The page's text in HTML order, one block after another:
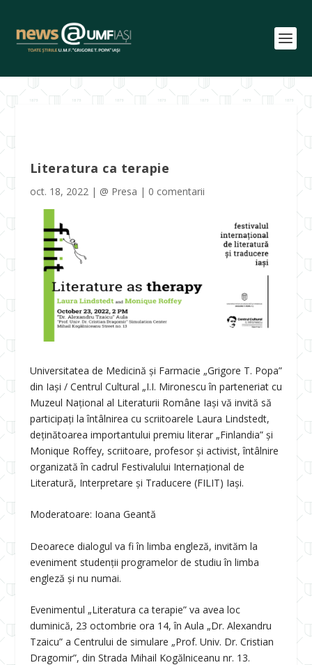
Literatura ca terapie
oct. 18, 2022| @ Presa | 0 comentarii
Universitatea de Medicină și Farmacie „Grigore T. Popa”
din Iași / Centrul Cultural „I.I. Mironescu în parteneriat cu
Muzeul Național al Literaturii Române Iași vă invită să
participați la întâlnirea cu scriitoarele Laura Lindstedt,
deținătoarea importantului premiu literar „Finlandia” și
Monique Roffey, scriitoare, profesor și activist, întâlnire
organizată în cadrul Festivalului Internațional de
Literatură, Interpretare și Traducere (FILIT) Iași.
Moderatoare: Ioana Geantă
Deoarece dialogul va fi în limba engleză, invităm la
eveniment studenții programelor de studiu în limba
engleză și nu numai.
Evenimentul „Literatura ca terapie” va avea loc
duminică, 23 octombrie ora 14, în Aula „Dr. Alexandru
Tzaicu” a Centrului de simulare „Prof. Univ. Dr. Cristian
Dragomir”, din Strada Mihail Kogălniceanu nr. 13.